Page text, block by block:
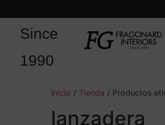
Since
1990
Inicio / Tienda / Productos
lanzadera